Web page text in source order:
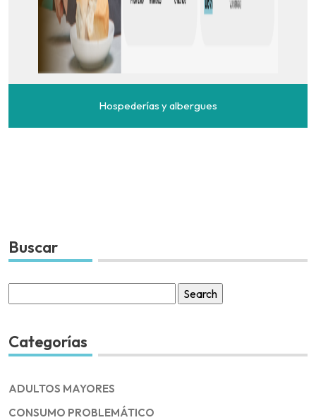
Hospederías y albergues
Buscar
for:
Categorías
ADULTOS MAYORES
CONSUMO PROBLEMÁTICO